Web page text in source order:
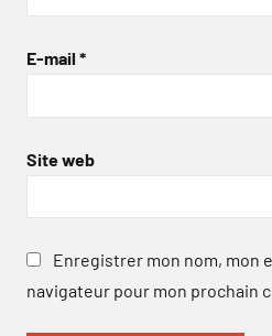
E-mail *
Site web
Enregistrer mon nom, mon
navigateur pour mon prochain